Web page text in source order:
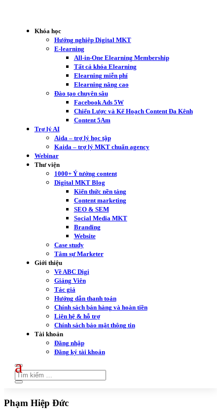
Khóa học
Hướng nghiệp Digital MKT
E-learning
All-in-One Elearning Membership
Tất cả khóa Elearning
Elearning miễn phí
Elearning nâng cao
Đào tạo chuyên sâu
Facebook Ads 5W
Chiến Lược và Kế Hoạch Content Đa Kênh
Content 5Am
Trợ lý AI
Aida – trợ lý học tập
Kaida – trợ lý MKT chuẩn agency
Webinar
Thư viện
1000+ Ý tưởng content
Digital MKT Blog
Kiến thức nền tảng
Content marketing
SEO & SEM
Social Media MKT
Branding
Website
Case study
Tâm sự Marketer
Giới thiệu
Về ABC Digi
Giảng Viên
Tác giả
Hướng dẫn thanh toán
Chính sách bán hàng và hoàn tiền
Liên hệ & hỗ trợ
Chính sách bảo mật thông tin
Tài khoản
Đăng nhập
Đăng ký tài khoản
Phạm Hiệp Đức